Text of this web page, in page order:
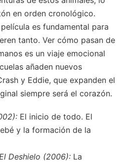
en orden cronológico.
es fundamental para
tanto. Ver cómo pasan de
es un viaje emocional
añaden nuevos
y Eddie, que expanden el
siempre será el corazón.
El inicio de todo. El
y la formación de la
Deshielo (2006): La